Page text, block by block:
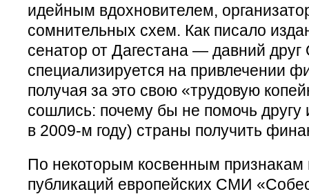
идейным вдохновителем,
сомнительных схем. Как писало
сенатор от Дагестана — давний
специализируется на привлечении
получая за это свою «трудовую
сошлись: почему бы не помочь другу
в 2009-м году) страны получить
По некоторым косвенным признакам
публикаций европейских СМИ